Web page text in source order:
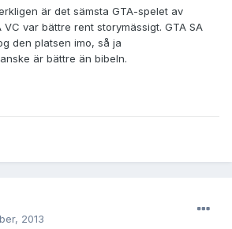
är det sämsta GTA-spelet av
VC var bättre rent storymässigt. GTA SA
den platsen imo, så ja
är bättre än bibeln.
2013